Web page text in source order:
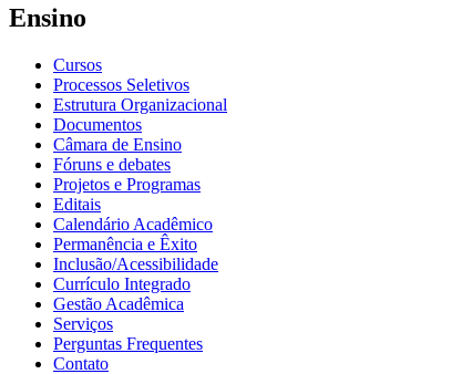
Ensino
Cursos
Processos Seletivos
Estrutura Organizacional
Documentos
Câmara de Ensino
Fóruns e debates
Projetos e Programas
Editais
Calendário Acadêmico
Permanência e Êxito
Inclusão/Acessibilidade
Currículo Integrado
Gestão Acadêmica
Serviços
Perguntas Frequentes
Contato